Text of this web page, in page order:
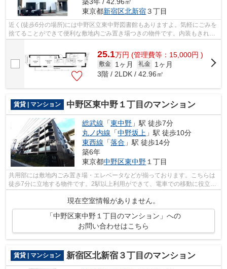
東京都新宿区北新宿３丁目
近く(徒歩6分の場所)には中野区立東中野図書館もありますよ。気軽にごみを
捨てることができて便利な敷地内ごみ置き場つきの物件です。内装もきれい
25.1万円 (管理費等：15,000円 )
敷金 1ヶ月 礼金
1ヶ月
3階 / 2LDK / 42.96㎡
賃貸 | マンション 中野区東中野１丁目のマンション
総武線 「東中野 」駅 徒歩7分
丸ノ内線 「中野坂上 」駅 徒歩10分
東西線 「落合 」駅 徒歩14分
築6年
東京都中野区東中野 １丁目
共用部には敷地内ごみ置き場・エレベータなどが揃っております。こちらは
徒歩7分に立地する物件です。2駅以上利用ができて、電車での移動に役立つ
現在空室情報がありません。
「中野区東中野１丁目のマンション」への
お問い合わせはこちら
賃貸 | マンション 新宿区北新宿３丁目のマンション